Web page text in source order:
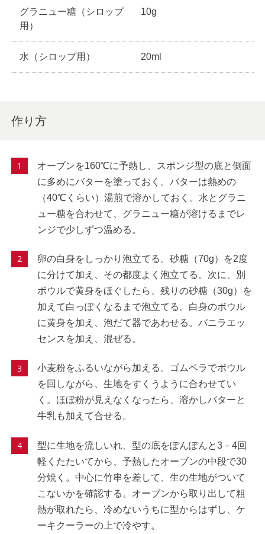
グラニュー糖（シロップ
用）
10g
水（シロップ用） 20ml
作り方
オーブンを160℃に予熱し、スポンジ型の底と側面
に多めにバターを塗っておく。バターは熱めの
（40℃くらい）湯煎で溶かしておく。水とグラニ
ュー糖を合わせて、グラニュー糖が溶けるまでレ
ンジで少しずつ温める。
卵の白身をしっかり泡立てる。砂糖（70g）を2度
に分けて加え、その都度よく泡立てる。次に、別
ボウルで黄身をほぐしたら、残りの砂糖（30g）を
加えて白っぽくなるまで泡立てる。白身のボウル
に黄身を加え、泡だて器であわせる。バニラエッ
センスを加え、混ぜる。
小麦粉をふるいながら加える。ゴムベラでボウル
を回しながら、生地をすくうように合わせてい
く。ほぼ粉が見えなくなったら、溶かしバターと
牛乳も加えて合せる。
型に生地を流しいれ、型の底をぽんぽんと3－4回
軽くたたいてから、予熱したオーブンの中段で30
分焼く。中心に竹串を差して、生の生地がついて
こないかを確認する。オーブンから取り出して粗
熱が取れたら、冷めないうちに型からはずし、ケ
ーキクーラーの上で冷やす。